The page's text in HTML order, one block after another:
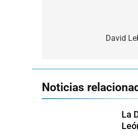
David
Noticias
La